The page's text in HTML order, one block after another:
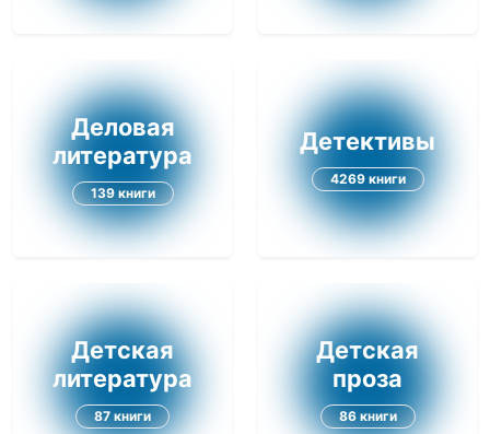
Деловая
литература
139 книги
Детективы
4269 книги
Детская
литература
87 книги
Детская
проза
86 книги